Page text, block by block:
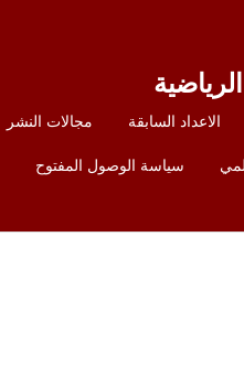
الاعداد السابقة مجالات النشر
سياسة الوصول المفتوح